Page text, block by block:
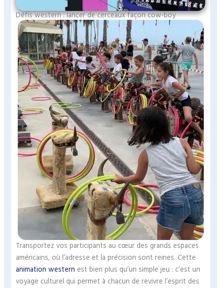
Défis western : lancer de cerceaux façon cow-boy
Transportez vos participants au cœur des grands espaces
américains, où l’adresse et la précision sont reines. Cette
animation western est bien plus qu’un simple jeu : c’est un
voyage culturel qui permet à chacun de revivre l’esprit des